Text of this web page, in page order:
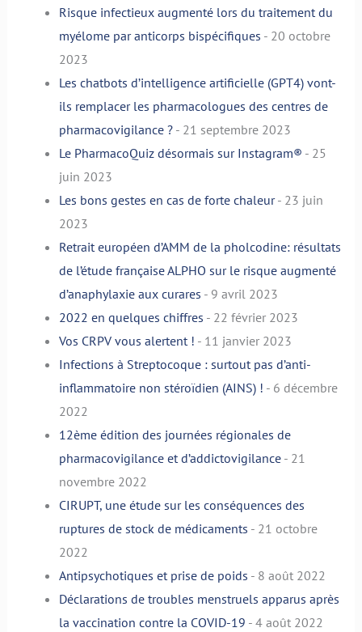
Risque infectieux augmenté lors du traitement du
myélome par anticorps bispécifiques - 20 octobre
2023
Les chatbots d’intelligence artificielle (GPT4) vont-
ils remplacer les pharmacologues des centres de
pharmacovigilance ?- 21 septembre 2023
Le PharmacoQuiz désormais sur Instagram® - 25
juin 2023
Les bons gestes en cas de forte chaleur- 23 juin
2023
Retrait européen d’AMM de la pholcodine: résultats
de l’étude française ALPHO sur le risque augmenté
d’anaphylaxie aux curares - 9 avril 2023
2022 en quelques chiffres - 22 février 2023
Vos CRPV vous alertent ! - 11 janvier 2023
Infections à Streptocoque : surtout pas d’anti-
inflammatoire non stéroïdien (AINS) ! - 6 décembre
2022
12ème édition des journées régionales de
pharmacovigilance et d’addictovigilance- 21
novembre 2022
CIRUPT, une étude sur les conséquences des
ruptures de stock de médicaments - 21 octobre
2022
Antipsychotiques et prise de poids - 8 août 2022
Déclarations de troubles menstruels apparus après
la vaccination contre la COVID-19 - 4 août 2022